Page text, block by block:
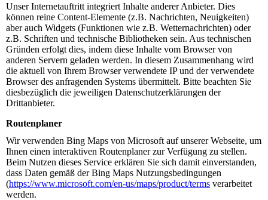
Unser Internetauftritt integriert Inhalte anderer Anbieter. Dies
können reine Content-Elemente (z.B. Nachrichten, Neuigkeiten)
aber auch Widgets (Funktionen wie z.B. Wetternachrichten) oder
z.B. Schriften und technische Bibliotheken sein. Aus technischen
Gründen erfolgt dies, indem diese Inhalte vom Browser von
anderen Servern geladen werden. In diesem Zusammenhang wird
die aktuell von Ihrem Browser verwendete IP und der verwendete
Browser des anfragenden Systems übermittelt. Bitte beachten Sie
diesbezüglich die jeweiligen Datenschutzerklärungen der
Drittanbieter.
Routenplaner
Wir verwenden Bing Maps von Microsoft auf unserer Webseite, um
Ihnen einen interaktiven Routenplaner zur Verfügung zu stellen.
Beim Nutzen dieses Service erklären Sie sich damit einverstanden,
dass Daten gemäß der Bing Maps Nutzungsbedingungen
(https://www.microsoft.com/en-us/maps/product/terms verarbeitet
werden.